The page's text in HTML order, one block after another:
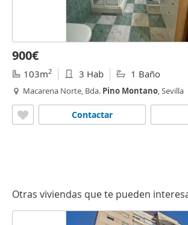
900€
103m2 3 Hab 1 Baño
Macarena Norte, Bda. Pino Montano, Sevilla
Contactar
Otras viviendas que te pueden